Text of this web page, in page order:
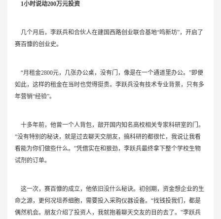
1小时说动200万元投资
几个月后，李跃兵和合伙人在建国西路创业联合基地“鸣新坊”，开启了
赛百慷的创业史。
“月租金2800元，几张办公桌，没有门，像是在一个通道里办公。”即便
如此，这样的租金在当时也觉得挺贵。李跃兵没有技术专业背景，只有多
年营销“经验”。
十多年前，他曾一个人背包，敲开国内知名高校相关专家科研室的门。
“没有特别的秘诀，就是过去聊天交朋友，搞科研的都很忙，我说让我看
看能为你们做些什么。”凭借实在和狠劲，李跃兵最终拿下整个学校生物
试剂的订单。
这一次，赛百慷的成立，他依旧没什么秘诀。初创期，资金想企业的生
命之源，更何况培养细胞，需要投入采购仪器设备。“找钱投我们，都是
偶然机会。朋友介绍了投资人，我就抱着聊天交友的目的去了。”李跃兵